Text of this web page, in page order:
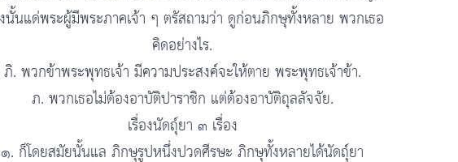
นั้นแด่พระผู้มีพระภาคเจ้า ๆ ตรัสถามว่า ดูก่อนภิกษุทั้งหลาย พวกเธอ
คิดอย่างไร.
ภิ. พวกข้าพระพุทธเจ้า มีความประสงค์จะให้ตาย พระพุทธเจ้าข้า.
ภ. พวกเธอไม่ต้องอาบัติปาราชิก แต่ต้องอาบัติถุลลัจจัย.
เรื่องนัดถุ์ยา ๓ เรื่อง
๑. ก็โดยสมัยนั้นแล ภิกษุรูปหนึ่งปวดศีรษะ ภิกษุทั้งหลายได้นัดถุ์ยา